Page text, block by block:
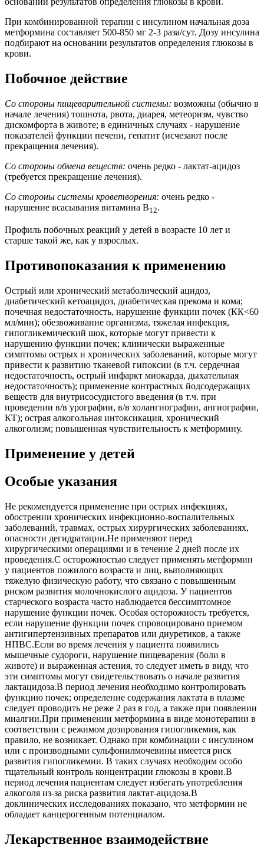
При комбинированной терапии с инсулином начальная доза
метформина составляет 500-850 мг 2-3 раза/сут. Дозу инсулина
подбирают на основании результатов определения глюкозы в
крови.
Побочное действие
Со стороны пищеварительной системы: возможны (обычно в
начале лечения) тошнота, рвота, диарея, метеоризм, чувство
дискомфорта в животе; в единичных случаях - нарушение
показателей функции печени, гепатит (исчезают после
прекращения лечения).
Со стороны обмена веществ: очень редко - лактат-ацидоз
(требуется прекращение лечения).
Со стороны системы кроветворения: очень редко -
нарушение всасывания витамина B12.
Профиль побочных реакций у детей в возрасте 10 лет и
старше такой же, как у взрослых.
Противопоказания к применению
Острый или хронический метаболический ацидоз,
диабетический кетоацидоз, диабетическая прекома и кома;
почечная недостаточность, нарушение функции почек (КК<60
мл/мин); обезвоживание организма, тяжелая инфекция,
гипогликемический шок, которые могут привести к
нарушению функции почек; клинически выраженные
симптомы острых и хронических заболеваний, которые могут
привести к развитию тканевой гипоксии (в т.ч. сердечная
недостаточность, острый инфаркт миокарда, дыхательная
недостаточность); применение контрастных йодсодержащих
веществ для внутрисосудистого введения (в т.ч. при
проведении в/в урографии, в/в холангиографии, ангиографии,
КТ); острая алкогольная интоксикация, хронический
алкоголизм; повышенная чувствительность к метформину.
Применение у детей
Особые указания
Не рекомендуется применение при острых инфекциях,
обострении хронических инфекционно-воспалительных
заболеваний, травмах, острых хирургических заболеваниях,
опасности дегидратации.Не применяют перед
хирургическими операциями и в течение 2 дней после их
проведения.С осторожностью следует применять метформин
у пациентов пожилого возраста и лиц, выполняющих
тяжелую физическую работу, что связано с повышенным
риском развития молочнокислого ацидоза. У пациентов
старческого возраста часто наблюдается бессимптомное
нарушение функции почек. Особая осторожность требуется,
если нарушение функции почек спровоцировано приемом
антигипертензивных препаратов или диуретиков, а также
НПВС.Если во время лечения у пациента появились
мышечные судороги, нарушение пищеварения (боли в
животе) и выраженная астения, то следует иметь в виду, что
эти симптомы могут свидетельствовать о начале развития
лактацидоза.В период лечения необходимо контролировать
функцию почек; определение содержания лактата в плазме
следует проводить не реже 2 раз в год, а также при появлении
миалгии.При применении метформина в виде монотерапии в
соответствии с режимом дозирования гипогликемия, как
правило, не возникает. Однако при комбинации с инсулином
или с производными сульфонилмочевины имеется риск
развития гипогликемии. В таких случаях необходим особо
тщательный контроль концентрации глюкозы в крови.В
период лечения пациентам следует избегать употребления
алкоголя из-за риска развития лактат-ацидоза.В
доклинических исследованиях показано, что метформин не
обладает канцерогенным потенциалом.
Лекарственное взаимодействие